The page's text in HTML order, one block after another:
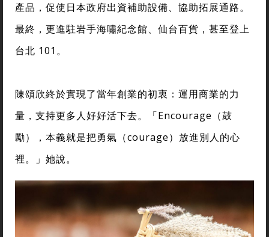
產品，促使日本政府出資補助設備、協助拓展通路。
最終，更進駐岩手海嘯紀念館、仙台百貨，甚至登上
台北 101。
陳頌欣終於實現了當年創業的初衷：運用商業的力
量，支持更多人好好活下去。「Encourage（鼓
勵），本義就是把勇氣（courage）放進別人的心
裡。」她說。